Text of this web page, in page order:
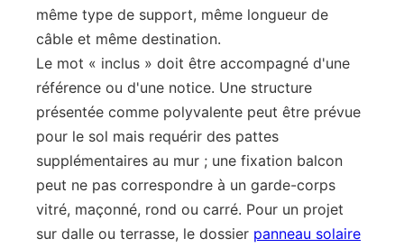
même type de support, même longueur de
câble et même destination.
Le mot « inclus » doit être accompagné d'une
référence ou d'une notice. Une structure
présentée comme polyvalente peut être prévue
pour le sol mais requérir des pattes
supplémentaires au mur ; une fixation balcon
peut ne pas correspondre à un garde-corps
vitré, maçonné, rond ou carré. Pour un projet
sur dalle ou terrasse, le dossier panneau solaire